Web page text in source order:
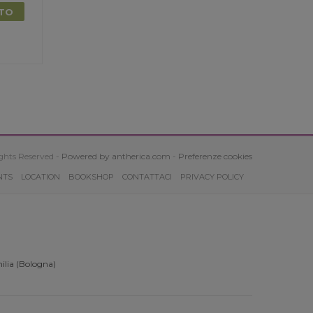
Reserved - Powered by antherica.com - Preferenze cookies
LOCATION BOOKSHOP CONTATTACI PRIVACY POLICY
(Bologna)